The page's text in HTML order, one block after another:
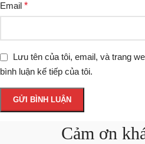
Email *
Lưu tên của tôi, email, và trang
bình luận kế tiếp của tôi.
Cảm ơn